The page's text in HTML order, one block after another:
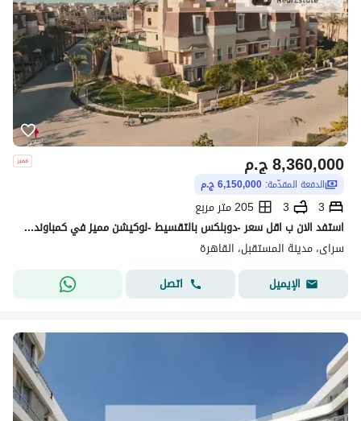
ج.م8,360,000
الدفعة المقدّمة: 6,150,000 ج.م
3
3
205 متر مربع
استفد الان ب اقل سعر -دوبلكس بالتقسيط -لوكيشن مميز في كمباوند سراي - فييو مفتوح - for sale in sarai
سراى، مدينة المستقبل، القاهرة
الإيميل
اتصل